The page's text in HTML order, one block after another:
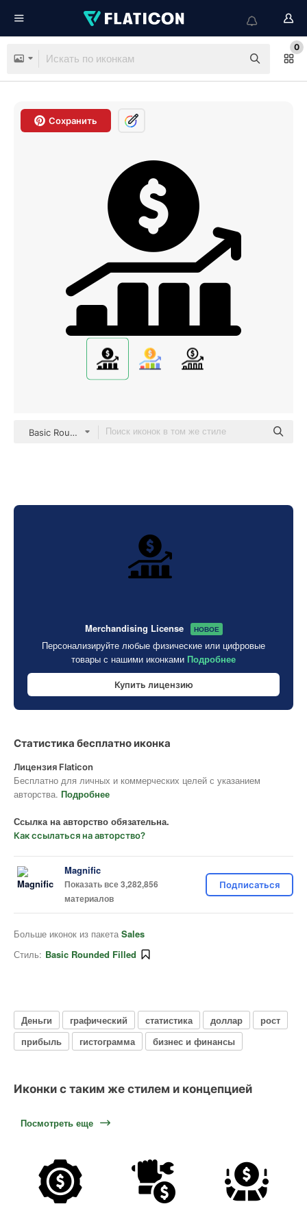
0
Сохранить
Basic Rounded Filled
Merchandising License НОВОЕ
Персонализируйте любые физические или цифровые
товары с нашими иконками Подробнее
Купить лицензию
Статистика бесплатно иконка
Лицензия Flaticon
Бесплатно для личных и коммерческих целей с указанием
авторства. Подробнее
Ссылка на авторство обязательна.
Как ссылаться на авторство?
Magnific
Показать все 3,282,856
материалов
Подписаться
Больше иконок из пакета Sales
Стиль: Basic Rounded Filled
Деньги графический статистика доллар
рост
прибыль
гистограмма бизнес и финансы
Иконки с таким же стилем и концепцией
Посмотреть еще